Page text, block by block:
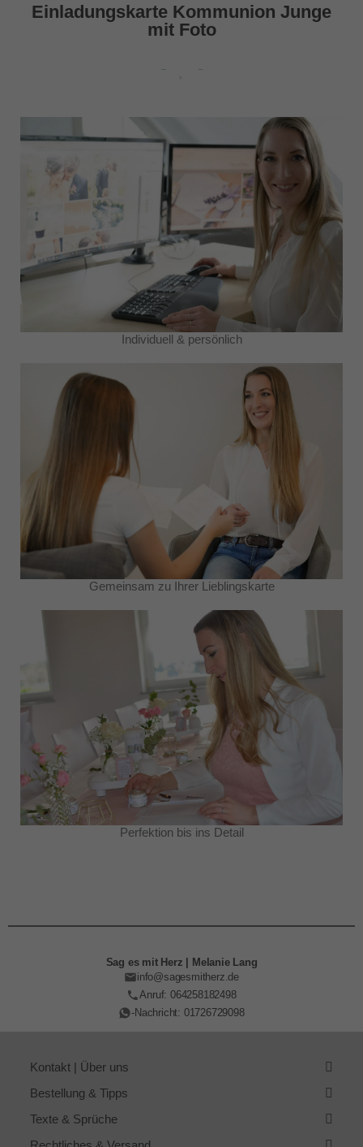
Einladungskarte Kommunion Junge
mit Foto
Individuell & persönlich
Gemeinsam zu Ihrer Lieblingskarte
Perfektion bis ins Detail
Sag es mit Herz | Melanie Lang
info@sagesmitherz.de
Anruf: 064258182498
-Nachricht: 01726729098
Kontakt | Über uns
Bestellung & Tipps
Texte & Sprüche